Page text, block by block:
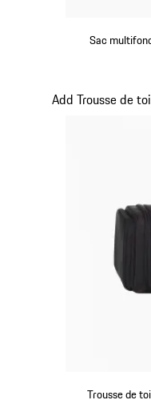
Sac
Trousse de
Add Trousse de
Diapositive 18 sur 20